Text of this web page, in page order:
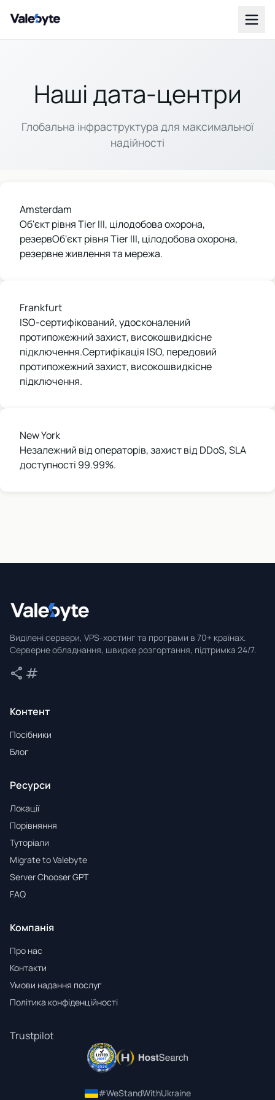
Valebyte
Наші дата-центри
Глобальна інфраструктура для максимальної
надійності
Amsterdam
Об'єкт рівня Tier III, цілодобова охорона,
резервОб'єкт рівня Tier III, цілодобова охорона,
резервне живлення та мережа.
Frankfurt
ISO-сертифікований, удосконалений
протипожежний захист, високошвидкісне
підключення.Сертифікація ISO, передовий
протипожежний захист, високошвидкісне
підключення.
New York
Незалежний від операторів, захист від DDoS, SLA
доступності 99.99%.
Виділені сервери, VPS-хостинг та програми в 70+ країнах.
Серверне обладнання, швидке розгортання, підтримка 24/7.
share Поділитися
tag
Контент
Посібники
Блог
Ресурси
Локації
Порівняння
Туторіали
Migrate to Valebyte
Server Chooser GPT
FAQ
Компанія
Про нас
Контакти
Умови надання послуг
Політика конфіденційності
Trustpilot
#WeStandWithUkraine